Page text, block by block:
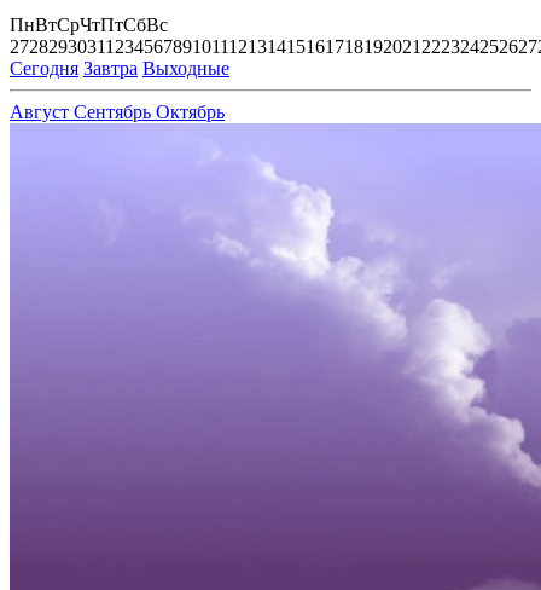
ПнВтСрЧтПтСбВс
27282930311 23456789101112131415161718192021 222324252627
Сегодня Завтра Выходные
Август Сентябрь Октябрь